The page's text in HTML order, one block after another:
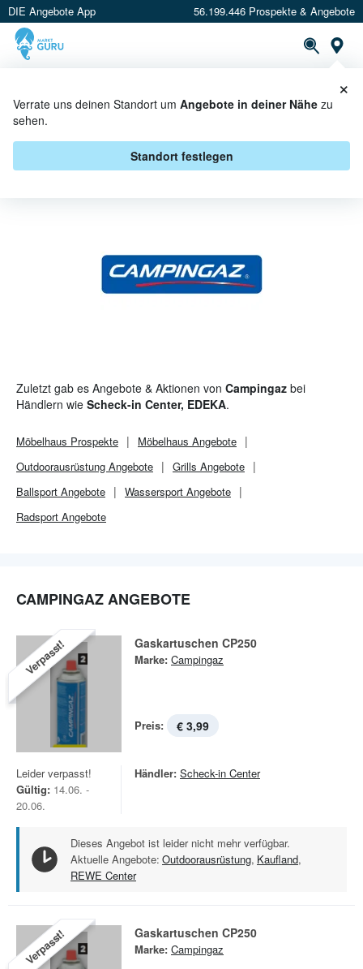
DIE Angebote App 56.199.446 Prospekte & Angebote
Verrate uns deinen Standort um Angebote in deiner Nähe zu
sehen.
Standort festlegen
×
CAMPINGAZ ANGEBOTE &
Zuletzt gab es Angebote & Aktionen von Campingaz bei
Händlern wie Scheck-in Center, EDEKA.
Möbelhaus Prospekte Möbelhaus Angebote
Outdoorausrüstung Angebote
Grills Angebote
Ballsport Angebote
Wassersport Angebote
Radsport Angebote
CAMPINGAZ ANGEBOTE
Verpasst! Gaskartuschen CP250
Marke: Campingaz
Preis: € 3,99
Leider verpasst!
Gültig: 14.06. -
20.06.
Händler: Scheck-in Center
Dieses Angebot ist leider nicht mehr verfügbar.
Aktuelle Angebote: Outdoorausrüstung, Kaufland,
REWE Center
Verpasst! Gaskartuschen CP250
Marke: Campingaz